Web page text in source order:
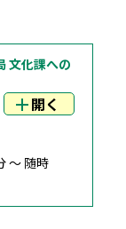
文化課への
開く
～ 随時